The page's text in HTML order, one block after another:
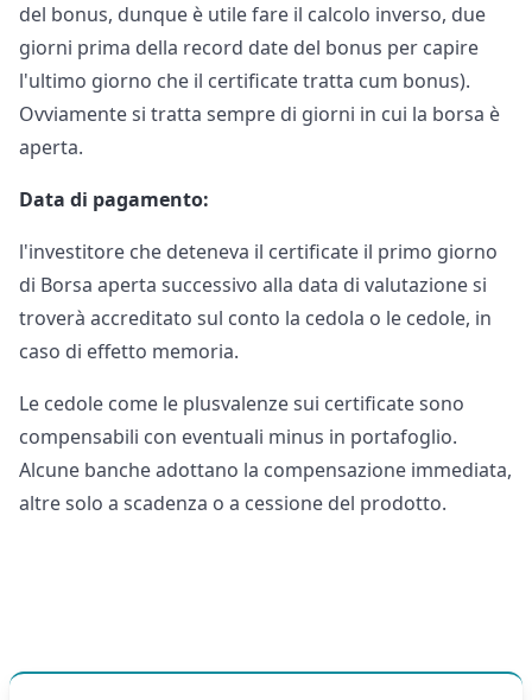
del bonus, dunque è utile fare il calcolo inverso, due
giorni prima della record date del bonus per capire
l'ultimo giorno che il certificate tratta cum bonus).
Ovviamente si tratta sempre di giorni in cui la borsa è
aperta.
Data di pagamento:
l'investitore che deteneva il certificate il primo giorno
di Borsa aperta successivo alla data di valutazione si
troverà accreditato sul conto la cedola o le cedole, in
caso di effetto memoria.
Le cedole come le plusvalenze sui certificate sono
compensabili con eventuali minus in portafoglio.
Alcune banche adottano la compensazione immediata,
altre solo a scadenza o a cessione del prodotto.